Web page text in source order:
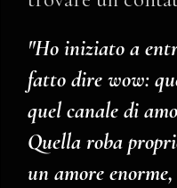
"Ho iniziato a
fatto dire wow:
quel canale di
Quella roba
un amore